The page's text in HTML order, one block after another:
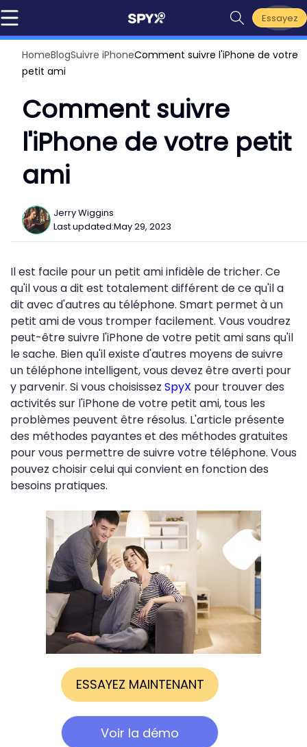
Essayez
HomeBlogSuivre iPhoneComment suivre l'iPhone de votre
petit ami
Comment suivre
l'iPhone de votre petit
ami
Jerry Wiggins
Last updated:May 29, 2023
Il est facile pour un petit ami infidèle de tricher. Ce
qu'il vous a dit est totalement différent de ce qu'il a
dit avec d'autres au téléphone. Smart permet à un
petit ami de vous tromper facilement. Vous voudrez
peut-être suivre l'iPhone de votre petit ami sans qu'il
le sache. Bien qu'il existe d'autres moyens de suivre
un téléphone intelligent, vous devez être averti pour
y parvenir. Si vous choisissez SpyX pour trouver des
activités sur l'iPhone de votre petit ami, tous les
problèmes peuvent être résolus. L'article présente
des méthodes payantes et des méthodes gratuites
pour vous permettre de suivre votre téléphone. Vous
pouvez choisir celui qui convient en fonction des
besoins pratiques.
ESSAYEZ MAINTENANT
Voir la démo